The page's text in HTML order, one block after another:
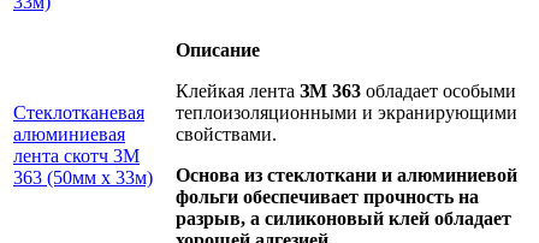
Стеклотканевая
алюминиевая
лента скотч 3M
363 (50мм х 33м)
Описание
Клейкая лента ЗМ 363 обладает особыми
теплоизоляционными и экранирующими
свойствами.
Основа из стеклоткани и алюминиевой
фольги обеспечивает прочность на
разрыв, а силиконовый клей обладает